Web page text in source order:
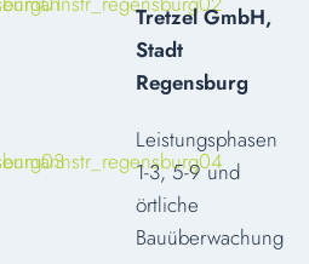
Tretzel GmbH,
Stadt
Regensburg
Leistungsphasen
1-3, 5-9 und
örtliche
Bauüberwachung